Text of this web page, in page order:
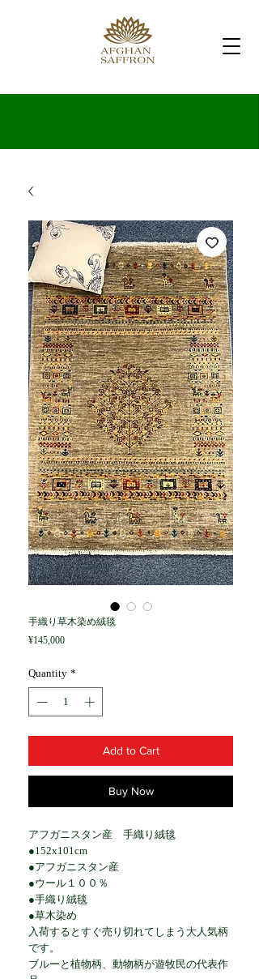
手織り草木染め絨毯
¥145,000Price
Quantity *
Add to Cart
Buy Now
アフガニスタン産 手織り絨毯
●152x101cm
●アフガニスタン産
●ウール１００％
●手織り絨毯
●草木染め
入荷するとすぐ売り切れてしまう大人気柄
です。
ブルーと植物柄、動物柄が遊牧民の代表作